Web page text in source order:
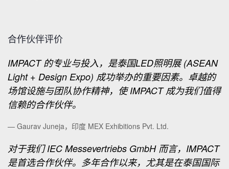
合作伙伴评价
IMPACT 的专业与投入，是泰国LED照明展 (ASEAN
Light + Design Expo) 成功举办的重要因素。卓越的
场馆设施与团队协作精神，使 IMPACT 成为我们值得
信赖的合作伙伴。
— Gaurav Juneja，印度 MEX Exhibitions Pvt. Ltd.
对于我们 IEC Messevertriebs GmbH 而言，IMPACT
是首选合作伙伴。多年合作以来，尤其是在泰国国际